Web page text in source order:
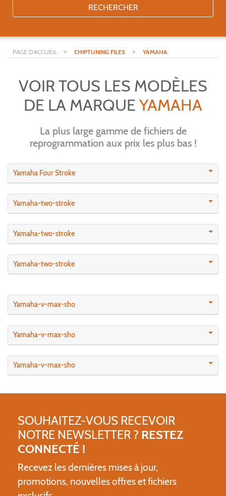
RECHERCHER
PAGE D'ACCUEIL > CHIPTUNING FILES > YAMAHA
VOIR TOUS LES MODÈLES
DE LA MARQUE YAMAHA
La plus large gamme de fichiers de
reprogrammation aux prix les plus bas !
Yamaha Four Stroke
Yamaha-two-stroke
Yamaha-two-stroke
Yamaha-two-stroke
Yamaha-v-max-sho
Yamaha-v-max-sho
Yamaha-v-max-sho
SOUHAITEZ-VOUS RECEVOIR
NOTRE NEWSLETTER ? RESTEZ
CONNECTÉ !
Recevez les dernières mises à jour,
promotions, nouvelles offres et fichiers